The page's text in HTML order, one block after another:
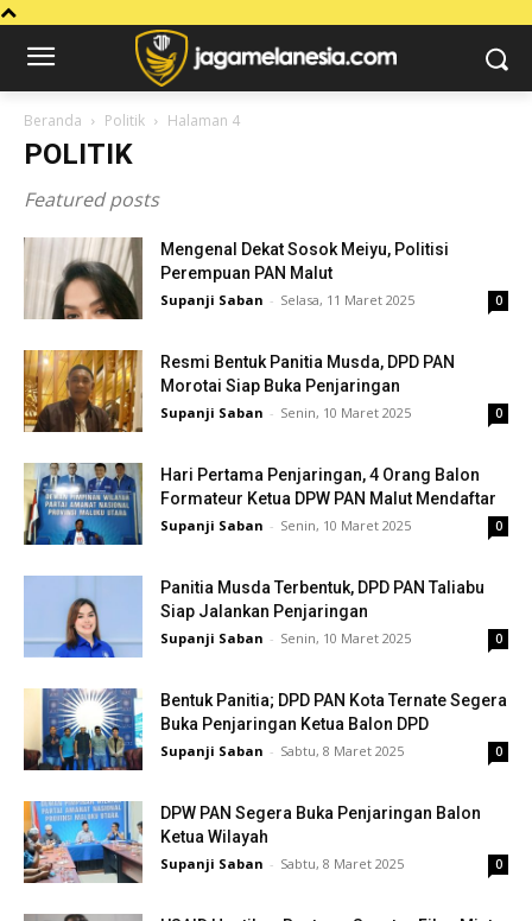
Beranda Politik Halaman 4
POLITIK
Featured posts
Mengenal Dekat Sosok Meiyu, Politisi
Perempuan PAN Malut
Supanji Saban - Selasa, 11 Maret 2025 0
Resmi Bentuk Panitia Musda, DPD PAN
Morotai Siap Buka Penjaringan
Supanji Saban - Senin, 10 Maret 2025 0
Hari Pertama Penjaringan, 4 Orang Balon
Formateur Ketua DPW PAN Malut Mendaftar
Supanji Saban - Senin, 10 Maret 2025 0
Panitia Musda Terbentuk, DPD PAN Taliabu
Siap Jalankan Penjaringan
Supanji Saban - Senin, 10 Maret 2025 0
Bentuk Panitia; DPD PAN Kota Ternate Segera
Buka Penjaringan Ketua Balon DPD
Supanji Saban - Sabtu, 8 Maret 2025 0
DPW PAN Segera Buka Penjaringan Balon
Ketua Wilayah
Supanji Saban - Sabtu, 8 Maret 2025 0